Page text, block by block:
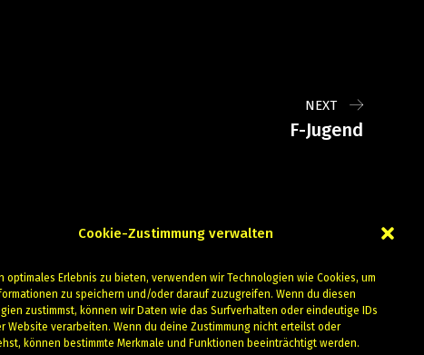
Cookie-Zustimmung verwalten
optimales Erlebnis zu bieten, verwenden wir Technologien wie Cookies, um
zu speichern und/oder darauf zuzugreifen. Wenn du diesen
zustimmst, können wir Daten wie das Surfverhalten oder eindeutige IDs
Website verarbeiten. Wenn du deine Zustimmung nicht erteilst oder
können bestimmte Merkmale und Funktionen beeinträchtigt werden.
NEXT
F-Jugend